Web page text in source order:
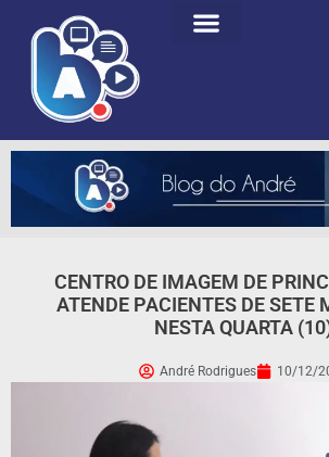
CENTRO DE IMAGEM DE
ATENDE PACIENTES DE SETE
NESTA QUARTA
André Rodrigues 10/12/